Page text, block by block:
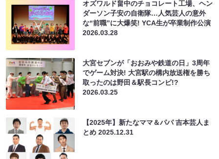
オズワルド畠中のチョコレート工場、ヘン
ダーソン子安の自衛隊…人気芸人の意外
な“前職”に大爆笑! YCA生が卒業制作公演
2026.03.28
大宮セブンが「おおみや鉄道の日」3周年
でゲーム対決! 大宮駅の構内放送権を勝ち
取ったのは野田＆駅長コンビ!?
2026.03.25
【2025年】新たなママ＆パパ 吉本芸人ま
とめ2025.12.31